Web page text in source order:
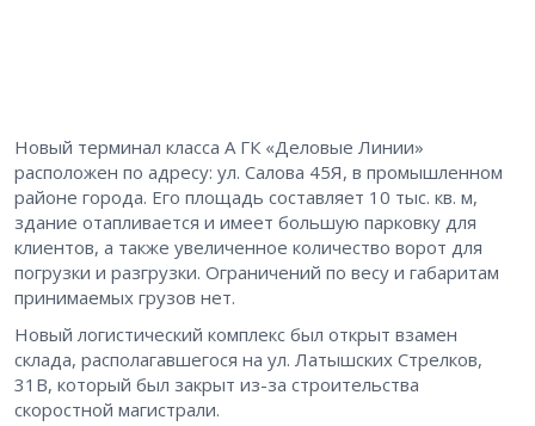
Новый терминал класса А ГК «Деловые Линии»
расположен по адресу: ул. Салова 45Я, в промышленном
районе города. Его площадь составляет 10 тыс. кв. м,
здание отапливается и имеет большую парковку для
клиентов, а также увеличенное количество ворот для
погрузки и разгрузки. Ограничений по весу и габаритам
принимаемых грузов нет.
Новый логистический комплекс был открыт взамен
склада, располагавшегося на ул. Латышских Стрелков,
31В, который был закрыт из-за строительства
скоростной магистрали.